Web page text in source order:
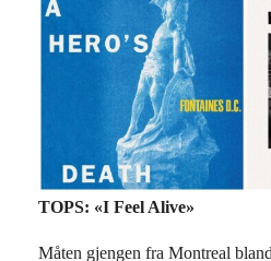
TOPS: «I Feel Alive»
Måten gjengen fra Montreal